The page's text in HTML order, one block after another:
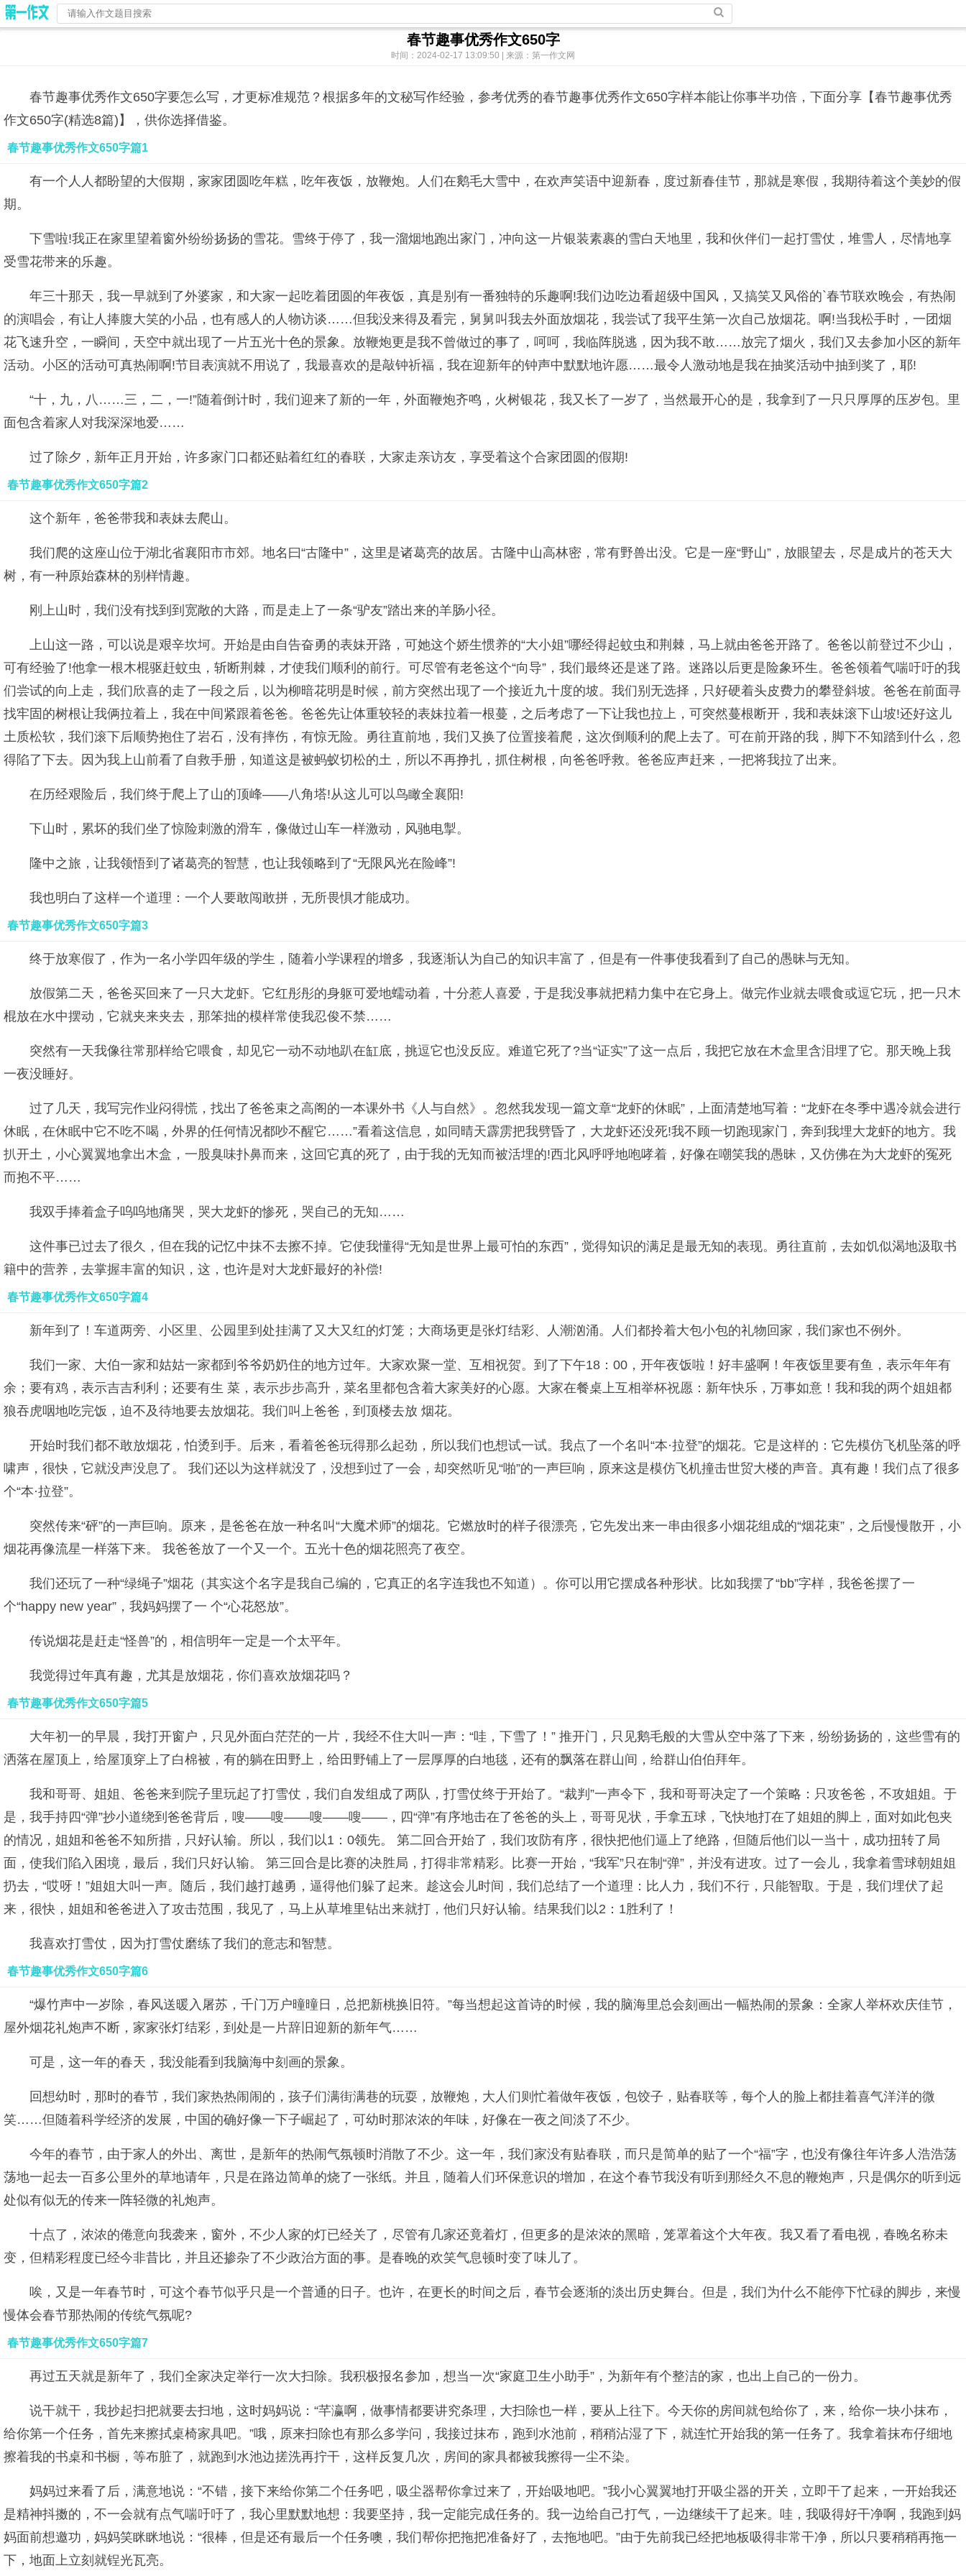
春节趣事优秀作文650字
时间：2024-02-17 13:09:50 | 来源：第一作文网
春节趣事优秀作文650字要怎么写，才更标准规范？根据多年的文秘写作经验，参考优秀的春节趣事优秀作文650字样本能让你事半功倍，下面分享【春节趣事优秀
作文650字(精选8篇)】，供你选择借鉴。
春节趣事优秀作文650字篇1
有一个人人都盼望的大假期，家家团圆吃年糕，吃年夜饭，放鞭炮。人们在鹅毛大雪中，在欢声笑语中迎新春，度过新春佳节，那就是寒假，我期待着这个美妙的假
期。
下雪啦!我正在家里望着窗外纷纷扬扬的雪花。雪终于停了，我一溜烟地跑出家门，冲向这一片银装素裹的雪白天地里，我和伙伴们一起打雪仗，堆雪人，尽情地享
受雪花带来的乐趣。
年三十那天，我一早就到了外婆家，和大家一起吃着团圆的年夜饭，真是别有一番独特的乐趣啊!我们边吃边看超级中国风，又搞笑又风俗的`春节联欢晚会，有热闹
的演唱会，有让人捧腹大笑的小品，也有感人的人物访谈……但我没来得及看完，舅舅叫我去外面放烟花，我尝试了我平生第一次自己放烟花。啊!当我松手时，一团烟
花飞速升空，一瞬间，天空中就出现了一片五光十色的景象。放鞭炮更是我不曾做过的事了，呵呵，我临阵脱逃，因为我不敢……放完了烟火，我们又去参加小区的新年
活动。小区的活动可真热闹啊!节目表演就不用说了，我最喜欢的是敲钟祈福，我在迎新年的钟声中默默地许愿……最令人激动地是我在抽奖活动中抽到奖了，耶!
“十，九，八……三，二，一!”随着倒计时，我们迎来了新的一年，外面鞭炮齐鸣，火树银花，我又长了一岁了，当然最开心的是，我拿到了一只只厚厚的压岁包。里
面包含着家人对我深深地爱……
过了除夕，新年正月开始，许多家门口都还贴着红红的春联，大家走亲访友，享受着这个合家团圆的假期!
春节趣事优秀作文650字篇2
这个新年，爸爸带我和表妹去爬山。
我们爬的这座山位于湖北省襄阳市市郊。地名曰“古隆中”，这里是诸葛亮的故居。古隆中山高林密，常有野兽出没。它是一座“野山”，放眼望去，尽是成片的苍天大
树，有一种原始森林的别样情趣。
刚上山时，我们没有找到到宽敞的大路，而是走上了一条“驴友”踏出来的羊肠小径。
上山这一路，可以说是艰辛坎坷。开始是由自告奋勇的表妹开路，可她这个娇生惯养的“大小姐”哪经得起蚊虫和荆棘，马上就由爸爸开路了。爸爸以前登过不少山，
可有经验了!他拿一根木棍驱赶蚊虫，斩断荆棘，才使我们顺利的前行。可尽管有老爸这个“向导”，我们最终还是迷了路。迷路以后更是险象环生。爸爸领着气喘吁吁的我
们尝试的向上走，我们欣喜的走了一段之后，以为柳暗花明是时候，前方突然出现了一个接近九十度的坡。我们别无选择，只好硬着头皮费力的攀登斜坡。爸爸在前面寻
找牢固的树根让我俩拉着上，我在中间紧跟着爸爸。爸爸先让体重较轻的表妹拉着一根蔓，之后考虑了一下让我也拉上，可突然蔓根断开，我和表妹滚下山坡!还好这儿
土质松软，我们滚下后顺势抱住了岩石，没有摔伤，有惊无险。勇往直前地，我们又换了位置接着爬，这次倒顺利的爬上去了。可在前开路的我，脚下不知踏到什么，忽
得陷了下去。因为我上山前看了自救手册，知道这是被蚂蚁切松的土，所以不再挣扎，抓住树根，向爸爸呼救。爸爸应声赶来，一把将我拉了出来。
在历经艰险后，我们终于爬上了山的顶峰——八角塔!从这儿可以鸟瞰全襄阳!
下山时，累坏的我们坐了惊险刺激的滑车，像做过山车一样激动，风驰电掣。
隆中之旅，让我领悟到了诸葛亮的智慧，也让我领略到了“无限风光在险峰”!
我也明白了这样一个道理：一个人要敢闯敢拼，无所畏惧才能成功。
春节趣事优秀作文650字篇3
终于放寒假了，作为一名小学四年级的学生，随着小学课程的增多，我逐渐认为自己的知识丰富了，但是有一件事使我看到了自己的愚昧与无知。
放假第二天，爸爸买回来了一只大龙虾。它红彤彤的身躯可爱地蠕动着，十分惹人喜爱，于是我没事就把精力集中在它身上。做完作业就去喂食或逗它玩，把一只木
棍放在水中摆动，它就夹来夹去，那笨拙的模样常使我忍俊不禁……
突然有一天我像往常那样给它喂食，却见它一动不动地趴在缸底，挑逗它也没反应。难道它死了?当“证实”了这一点后，我把它放在木盒里含泪埋了它。那天晚上我
一夜没睡好。
过了几天，我写完作业闷得慌，找出了爸爸束之高阁的一本课外书《人与自然》。忽然我发现一篇文章“龙虾的休眠”，上面清楚地写着：“龙虾在冬季中遇冷就会进行
休眠，在休眠中它不吃不喝，外界的任何情况都吵不醒它……”看着这信息，如同晴天霹雳把我劈昏了，大龙虾还没死!我不顾一切跑现家门，奔到我埋大龙虾的地方。我
扒开土，小心翼翼地拿出木盒，一股臭味扑鼻而来，这回它真的死了，由于我的无知而被活埋的!西北风呼呼地咆哮着，好像在嘲笑我的愚昧，又仿佛在为大龙虾的冤死
而抱不平……
我双手捧着盒子呜呜地痛哭，哭大龙虾的惨死，哭自己的无知……
这件事已过去了很久，但在我的记忆中抹不去擦不掉。它使我懂得“无知是世界上最可怕的东西”，觉得知识的满足是最无知的表现。勇往直前，去如饥似渴地汲取书
籍中的营养，去掌握丰富的知识，这，也许是对大龙虾最好的补偿!
春节趣事优秀作文650字篇4
新年到了！车道两旁、小区里、公园里到处挂满了又大又红的灯笼；大商场更是张灯结彩、人潮汹涌。人们都拎着大包小包的礼物回家，我们家也不例外。
我们一家、大伯一家和姑姑一家都到爷爷奶奶住的地方过年。大家欢聚一堂、互相祝贺。到了下午18：00，开年夜饭啦！好丰盛啊！年夜饭里要有鱼，表示年年有
余；要有鸡，表示吉吉利利；还要有生 菜，表示步步高升，菜名里都包含着大家美好的心愿。大家在餐桌上互相举杯祝愿：新年快乐，万事如意！我和我的两个姐姐都
狼吞虎咽地吃完饭，迫不及待地要去放烟花。我们叫上爸爸，到顶楼去放 烟花。
开始时我们都不敢放烟花，怕烫到手。后来，看着爸爸玩得那么起劲，所以我们也想试一试。我点了一个名叫“本·拉登”的烟花。它是这样的：它先模仿飞机坠落的呼
啸声，很快，它就没声没息了。 我们还以为这样就没了，没想到过了一会，却突然听见“啪”的一声巨响，原来这是模仿飞机撞击世贸大楼的声音。真有趣！我们点了很多
个“本·拉登”。
突然传来“砰”的一声巨响。原来，是爸爸在放一种名叫“大魔术师”的烟花。它燃放时的样子很漂亮，它先发出来一串由很多小烟花组成的“烟花束”，之后慢慢散开，小
烟花再像流星一样落下来。 我爸爸放了一个又一个。五光十色的烟花照亮了夜空。
我们还玩了一种“绿绳子”烟花（其实这个名字是我自己编的，它真正的名字连我也不知道）。你可以用它摆成各种形状。比如我摆了“bb”字样，我爸爸摆了一
个“happy new year”，我妈妈摆了一 个“心花怒放”。
传说烟花是赶走“怪兽”的，相信明年一定是一个太平年。
我觉得过年真有趣，尤其是放烟花，你们喜欢放烟花吗？
春节趣事优秀作文650字篇5
大年初一的早晨，我打开窗户，只见外面白茫茫的一片，我经不住大叫一声：“哇，下雪了！” 推开门， 只见鹅毛般的大雪从空中落了下来，纷纷扬扬的，这些雪有的
洒落在屋顶上，给屋顶穿上了白棉被，有的躺在田野上，给田野铺上了一层厚厚的白地毯，还有的飘落在群山间，给群山伯伯拜年。
我和哥哥、姐姐、爸爸来到院子里玩起了打雪仗，我们自发组成了两队，打雪仗终于开始了。“裁判”一声令下，我和哥哥决定了一个策略：只攻爸爸，不攻姐姐。于
是，我手持四“弹”抄小道绕到爸爸背后，嗖——嗖——嗖——嗖——，四“弹”有序地击在了爸爸的头上，哥哥见状，手拿五球，飞快地打在了姐姐的脚上，面对如此包夹
的情况，姐姐和爸爸不知所措，只好认输。所以，我们以1：0领先。 第二回合开始了，我们攻防有序，很快把他们逼上了绝路，但随后他们以一当十，成功扭转了局
面，使我们陷入困境，最后，我们只好认输。 第三回合是比赛的决胜局，打得非常精彩。比赛一开始，“我军”只在制“弹”，并没有进攻。过了一会儿，我拿着雪球朝姐姐
扔去，“哎呀！”姐姐大叫一声。随后，我们越打越勇，逼得他们躲了起来。趁这会儿时间，我们总结了一个道理：比人力，我们不行，只能智取。于是，我们埋伏了起
来，很快，姐姐和爸爸进入了攻击范围，我见了，马上从草堆里钻出来就打，他们只好认输。结果我们以2：1胜利了！
我喜欢打雪仗，因为打雪仗磨练了我们的意志和智慧。
春节趣事优秀作文650字篇6
“爆竹声中一岁除，春风送暖入屠苏，千门万户曈曈日，总把新桃换旧符。”每当想起这首诗的时候，我的脑海里总会刻画出一幅热闹的景象：全家人举杯欢庆佳节，
屋外烟花礼炮声不断，家家张灯结彩，到处是一片辞旧迎新的新年气……
可是，这一年的春天，我没能看到我脑海中刻画的景象。
回想幼时，那时的春节，我们家热热闹闹的，孩子们满街满巷的玩耍，放鞭炮，大人们则忙着做年夜饭，包饺子，贴春联等，每个人的脸上都挂着喜气洋洋的微
笑……但随着科学经济的发展，中国的确好像一下子崛起了，可幼时那浓浓的年味，好像在一夜之间淡了不少。
今年的春节，由于家人的外出、离世，是新年的热闹气氛顿时消散了不少。这一年，我们家没有贴春联，而只是简单的贴了一个“福”字，也没有像往年许多人浩浩荡
荡地一起去一百多公里外的草地请年，只是在路边简单的烧了一张纸。并且，随着人们环保意识的增加，在这个春节我没有听到那经久不息的鞭炮声，只是偶尔的听到远
处似有似无的传来一阵轻微的礼炮声。
十点了，浓浓的倦意向我袭来，窗外，不少人家的灯已经关了，尽管有几家还竟着灯，但更多的是浓浓的黑暗，笼罩着这个大年夜。我又看了看电视，春晚名称未
变，但精彩程度已经今非昔比，并且还掺杂了不少政治方面的事。是春晚的欢笑气息顿时变了味儿了。
唉，又是一年春节时，可这个春节似乎只是一个普通的日子。也许，在更长的时间之后，春节会逐渐的淡出历史舞台。但是，我们为什么不能停下忙碌的脚步，来慢
慢体会春节那热闹的传统气氛呢?
春节趣事优秀作文650字篇7
再过五天就是新年了，我们全家决定举行一次大扫除。我积极报名参加，想当一次“家庭卫生小助手”，为新年有个整洁的家，也出上自己的一份力。
说干就干，我抄起扫把就要去扫地，这时妈妈说：“芊瀛啊，做事情都要讲究条理，大扫除也一样，要从上往下。今天你的房间就包给你了，来，给你一块小抹布，
给你第一个任务，首先来擦拭桌椅家具吧。”哦，原来扫除也有那么多学问，我接过抹布，跑到水池前，稍稍沾湿了下，就连忙开始我的第一任务了。我拿着抹布仔细地
擦着我的书桌和书橱，等布脏了，就跑到水池边搓洗再拧干，这样反复几次，房间的家具都被我擦得一尘不染。
妈妈过来看了后，满意地说：“不错，接下来给你第二个任务吧，吸尘器帮你拿过来了，开始吸地吧。”我小心翼翼地打开吸尘器的开关，立即干了起来，一开始我还
是精神抖擞的，不一会就有点气喘吁吁了，我心里默默地想：我要坚持，我一定能完成任务的。我一边给自己打气，一边继续干了起来。哇，我吸得好干净啊，我跑到妈
妈面前想邀功，妈妈笑眯眯地说：“很棒，但是还有最后一个任务噢，我们帮你把拖把准备好了，去拖地吧。”由于先前我已经把地板吸得非常干净，所以只要稍稍再拖一
下，地面上立刻就锃光瓦亮。